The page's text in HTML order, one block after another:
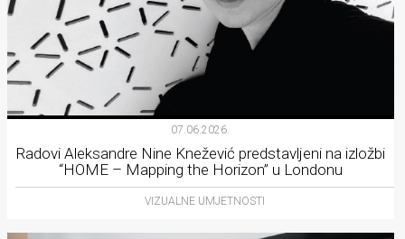
07.06.2026.
Radovi Aleksandre Nine Knežević predstavljeni na izložbi
“HOME – Mapping the Horizon” u Londonu
VIZUALNE UMJETNOSTI